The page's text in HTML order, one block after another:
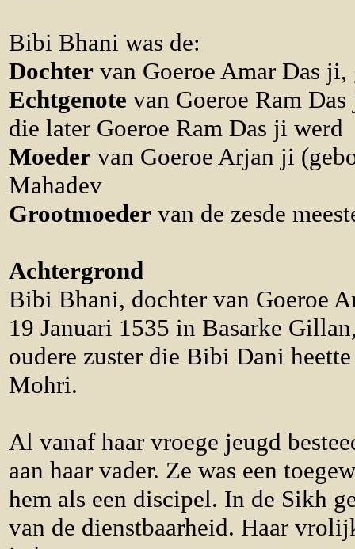
Bibi Bhani was de:
Dochter van Goeroe Amar Das
Echtgenote van Goeroe Ram
die later Goeroe Ram Das ji werd
Moeder van Goeroe Arjan ji
Mahadev
Grootmoeder van de zesde
Achtergrond
Bibi Bhani, dochter van Goeroe
19 Januari 1535 in Basarke
oudere zuster die Bibi Dani
Mohri.
Al vanaf haar vroege jeugd
aan haar vader. Ze was een
hem als een discipel. In de Sikh
van de dienstbaarheid. Haar